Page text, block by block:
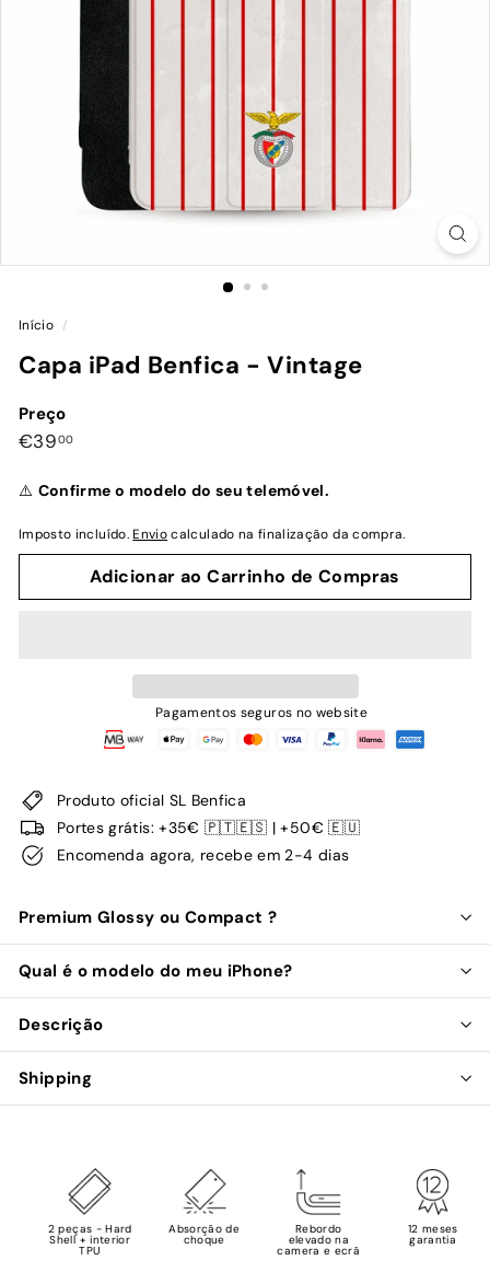
Início /
Capa iPad Benfica - Vintage
Preço
Preço
€3900€39,00
⚠️ Confirme o modelo do seu telemóvel.
Imposto incluído.Enviocalculado na finalização da compra.
Adicionar ao Carrinho de Compras
Pagamentos seguros no website
Produto oficial SL Benfica
Portes grátis: +35€ 🇵🇹🇪🇸 | +50€ 🇪🇺
Encomenda agora, recebe em 2-4 dias
Premium Glossy ou Compact ?
Qual é o modelo do meu iPhone?
Descrição
Shipping
2 peças - Hard
Shell + interior
TPU
Absorção de
choque
Rebordo
elevado na
camera e ecrã
12 meses
garantia